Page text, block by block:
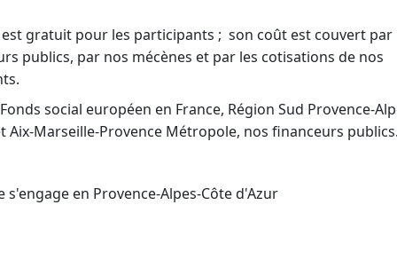
est gratuit pour les participants ; son coût est couvert par
publics, par nos mécènes et par les cotisations de nos
social européen en France, Région Sud Provence-
Aix-Marseille-Provence Métropole, nos financeurs
s'engage en Provence-Alpes-Côte d'Azur